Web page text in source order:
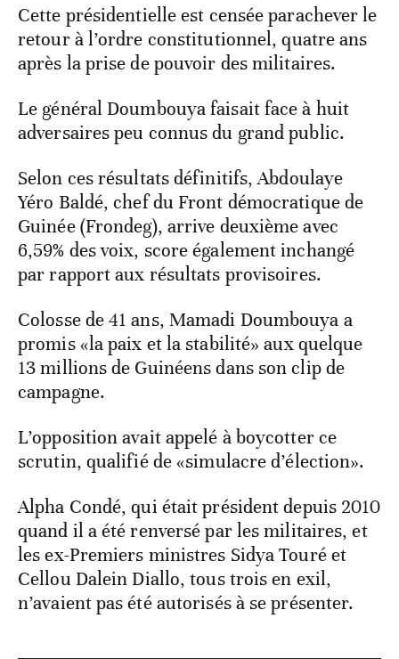
Cette présidentielle est censée parachever le
retour à l’ordre constitutionnel, quatre ans
après la prise de pouvoir des militaires.
Le général Doumbouya faisait face à huit
adversaires peu connus du grand public.
Selon ces résultats définitifs, Abdoulaye
Yéro Baldé, chef du Front démocratique de
Guinée (Frondeg), arrive deuxième avec
6,59% des voix, score également inchangé
par rapport aux résultats provisoires.
Colosse de 41 ans, Mamadi Doumbouya a
promis «la paix et la stabilité» aux quelque
13 millions de Guinéens dans son clip de
campagne.
L’opposition avait appelé à boycotter ce
scrutin, qualifié de «simulacre d’élection».
Alpha Condé, qui était président depuis 2010
quand il a été renversé par les militaires, et
les ex-Premiers ministres Sidya Touré et
Cellou Dalein Diallo, tous trois en exil,
n’avaient pas été autorisés à se présenter.